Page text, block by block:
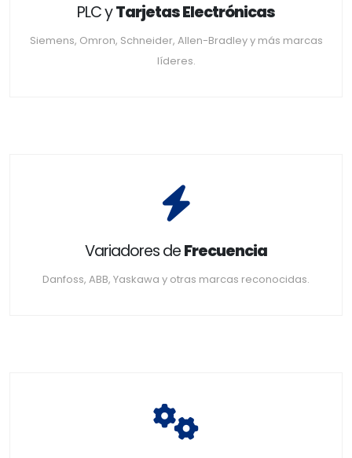
PLC yTarjetas Electrónicas
Siemens, Omron, Schneider, Allen-Bradley y más marcas
líderes.
Variadores deFrecuencia
Danfoss, ABB, Yaskawa y otras marcas reconocidas.